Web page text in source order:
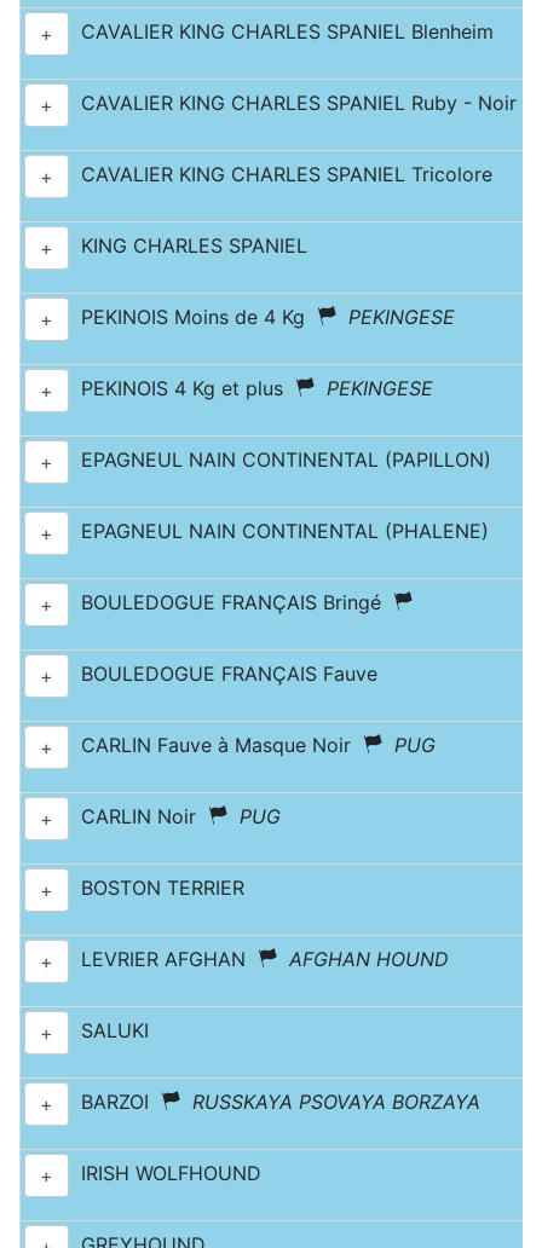
+ CAVALIER KING CHARLES SPANIEL Blenheim
+ CAVALIER KING CHARLES SPANIEL Ruby - Noir &
+ CAVALIER KING CHARLES SPANIEL Tricolore
+ KING CHARLES SPANIEL
+ PEKINOIS Moins de 4 Kg PEKINGESE
+ PEKINOIS 4 Kg et plus PEKINGESE
+ EPAGNEUL NAIN CONTINENTAL (PAPILLON)
+ EPAGNEUL NAIN CONTINENTAL (PHALENE)
+ BOULEDOGUE FRANÇAIS Bringé
+ BOULEDOGUE FRANÇAIS Fauve
+ CARLIN Fauve à Masque Noir PUG
+ CARLIN Noir PUG
+ BOSTON TERRIER
+ LEVRIER AFGHAN AFGHAN HOUND
+ SALUKI
+ BARZOI RUSSKAYA PSOVAYA BORZAYA
+ IRISH WOLFHOUND